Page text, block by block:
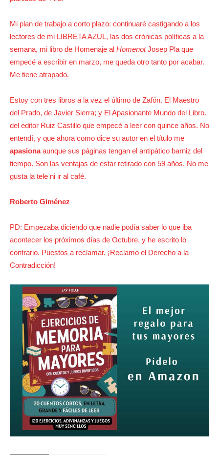
Mi plan de trabajo a corto plazo: continuaré castigando a los
lectores de mi LIBRETA AZUL, las dos crónicas políticas a la
semana, mi libro de Homenaje al HomenotJosep Pla que
empecé a escribir en marzo, me queda otro tanto por acabar.
Me tiene atrapado.
Estoy con tres libros a la vez el último de Zafón. El Maestro
del Prado, de Javier Sierra; y El Apasionante Mundo del Libro.
del editor Ruiz Castillo que empecé a leer con quince años. No
entendí, y que ahora como dice su autor en el título me
apasionaaunque sus páginas tengan el antipático barniz del
tiempo. Son las ventajas de estar retirado con 59 años. No me
gusta la tele ni ir al café.
Roberto Giménez
PD: Empezaba diciendo que nadie podía saber lo que iba
acontecer los próximos días de Octubre, y he escrito lo
contrario. Puestos a reclamar. ¡Reclamo el Derecho a la
Contradicción!